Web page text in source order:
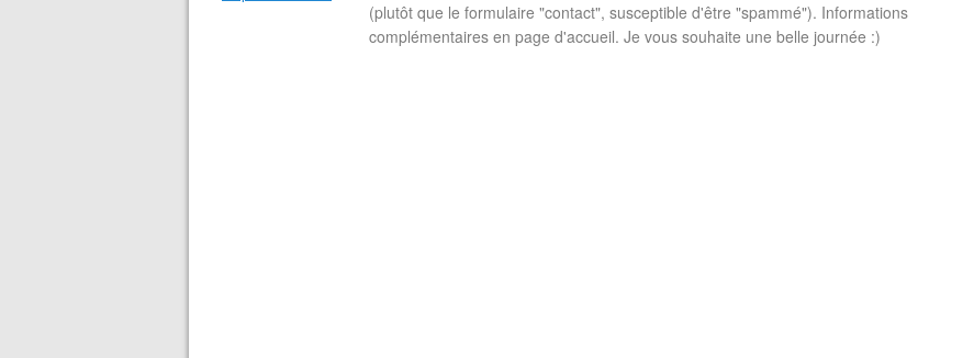
(plutôt que le formulaire "contact", susceptible d'être "spammé"). Informations
complémentaires en page d'accueil. Je vous souhaite une belle journée :)